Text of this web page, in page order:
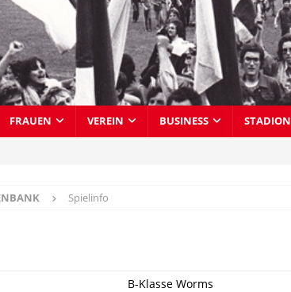
FRAUEN VEREIN BUSINESS STADION
Spielinfo
B-Klasse Worms